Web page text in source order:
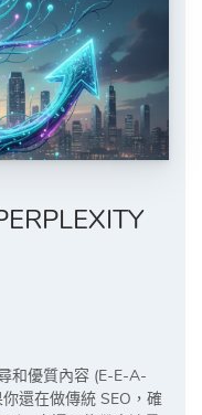
和優質內容 (E-E-A-
還在做傳統 SEO，確